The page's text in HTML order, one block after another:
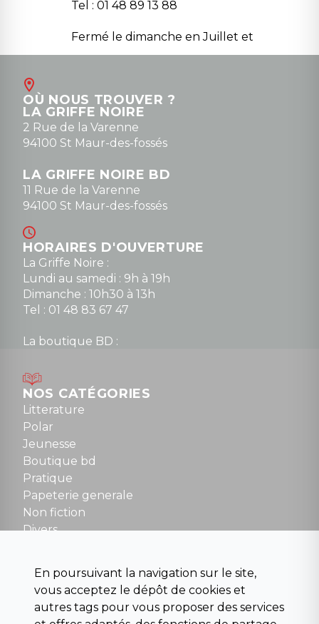
Tel : 01 48 89 13 88
Fermé le dimanche en Juillet et
Août
contact@la-griffe-noire.com
0148836747
OÙ NOUS TROUVER ?
LA GRIFFE NOIRE
2 Rue de la Varenne
94100 St Maur-des-fossés
LA GRIFFE NOIRE BD
11 Rue de la Varenne
94100 St Maur-des-fossés
HORAIRES D'OUVERTURE
La Griffe Noire :
Lundi au samedi : 9h à 19h
Dimanche : 10h30 à 13h
Tel : 01 48 83 67 47
La boutique BD :
Mardi au samedi : 10h à 13h / 14h à 19h
Dimanche : 10h30 à 12h30
Tel : 01 48 89 13 88
NOUS CONTACTER
contact@la-griffe-noire.com
NOS CATÉGORIES
Litterature
Polar
Jeunesse
Boutique bd
Pratique
Papeterie generale
Non fiction
Divers
Para scolaire
Histoire
Pochoteque
En poursuivant la navigation sur le site,
vous acceptez le dépôt de cookies et
autres tags pour vous proposer des services